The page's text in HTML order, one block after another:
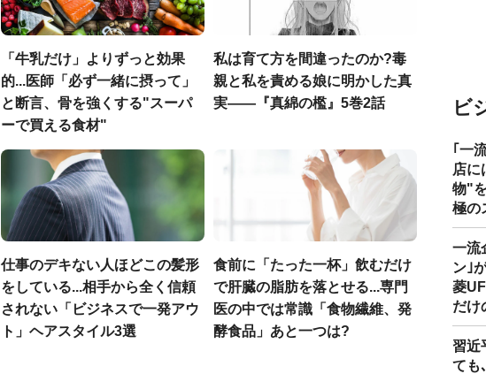
「牛乳だけ」よりずっと効果
的...医師「必ず一緒に摂って」
と断言、骨を強くする"スーパ
ーで買える食材"
私は育て方を間違ったのか?毒
親と私を責める娘に明かした真
実――『真綿の檻』5巻2話
仕事のデキない人ほどこの髪形
をしている...相手から全く信頼
されない「ビジネスで一発アウ
ト」ヘアスタイル3選
食前に「たった一杯」飲むだけ
で肝臓の脂肪を落とせる...専門
医の中では常識「食物繊維、発
酵食品」あと一つは?
ビ
｢一
店
物"
極の
一流
ン｣
菱
だけ
習近
ても